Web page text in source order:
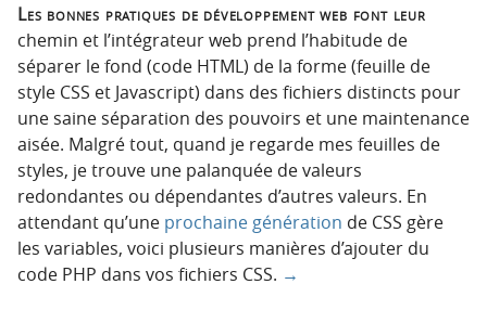
Les bonnes pratiques de développement web font leur
chemin et l’intégrateur web prend l’habitude de
séparer le fond (code HTML) de la forme (feuille de
style CSS et Javascript) dans des fichiers distincts pour
une saine séparation des pouvoirs et une maintenance
aisée. Malgré tout, quand je regarde mes feuilles de
styles, je trouve une palanquée de valeurs
redondantes ou dépendantes d’autres valeurs. En
attendant qu’une prochaine génération de CSS gère
les variables, voici plusieurs manières d’ajouter du
code PHP dans vos fichiers CSS. →